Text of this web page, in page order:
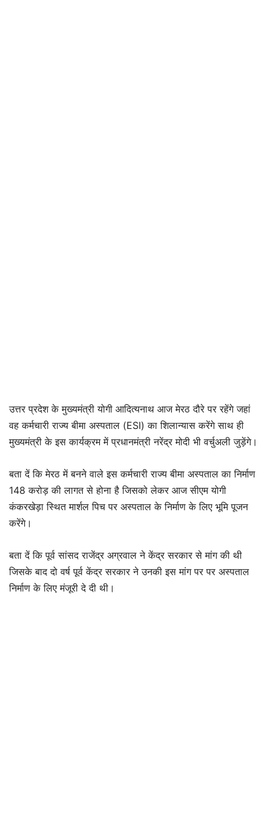
उत्तर प्रदेश के मुख्यमंत्री योगी आदित्यनाथ आज मेरठ दौरे पर रहेंगे जहां
वह कर्मचारी राज्य बीमा अस्पताल (ESI) का शिलान्यास करेंगे साथ ही
मुख्यमंत्री के इस कार्यक्रम में प्रधानमंत्री नरेंद्र मोदी भी वर्चुअली जुड़ेंगे।
बता दें कि मेरठ में बनने वाले इस कर्मचारी राज्य बीमा अस्पताल का निर्माण
148 करोड़ की लागत से होना है जिसको लेकर आज सीएम योगी
कंकरखेड़ा स्थित मार्शल पिच पर अस्पताल के निर्माण के लिए भूमि पूजन
करेंगे।
बता दें कि पूर्व सांसद राजेंद्र अग्रवाल ने केंद्र सरकार से मांग की थी
जिसके बाद दो वर्ष पूर्व केंद्र सरकार ने उनकी इस मांग पर पर अस्पताल
निर्माण के लिए मंजूरी दे दी थी।